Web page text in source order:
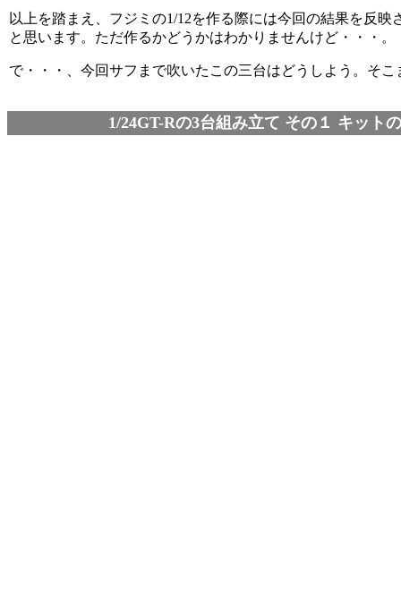
以上を踏まえ、フジミの1/12を作る際には今回の結果を反映
と思います。ただ作るかどうかはわかりませんけど・・・。
で・・・、今回サフまで吹いたこの三台はどうしよう。そ
1/24GT-Rの3台組み立て その１ キット